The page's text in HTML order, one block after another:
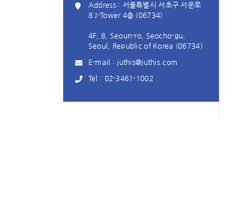
Address : 서울특별시 서초구 서운로
8 J-Tower 4층 (06734)
4F, 8, Seoun-ro, Seocho-gu,
Seoul, Republic of Korea (06734)
E-mail : juthis@juthis.com
Tel : 02-3461-1002